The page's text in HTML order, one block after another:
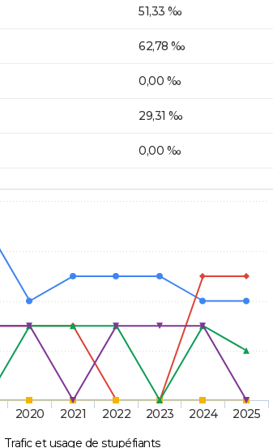
51,33 ‰
62,78 ‰
0,00 ‰
29,31 ‰
0,00 ‰
Trafic et usage de stupéfiants
2020 2021 2022 2023 2024 2025